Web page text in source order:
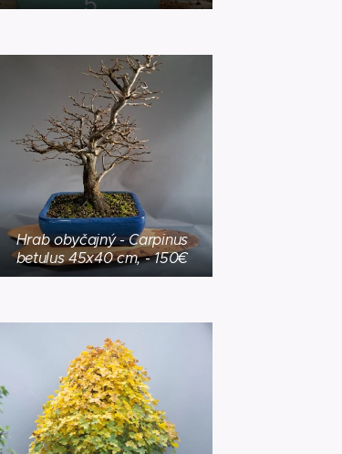
Hrab obyčajný - Carpinus
betulus 45x40 cm, - 150€